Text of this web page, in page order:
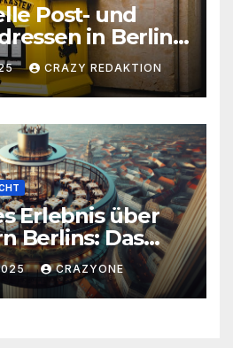
Post- und
in Berlin
Gründer
CRAZY REDAKTION
Erlebnis über
Berlins: Das
Sphere
CRAZYONE